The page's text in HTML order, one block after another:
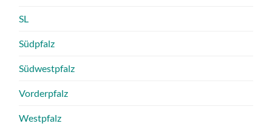
SL
Südpfalz
Südwestpfalz
Vorderpfalz
Westpfalz